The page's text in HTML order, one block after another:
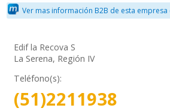
Ver mas información B2B de esta empresa
Edif la Recova S
La Serena, Región IV
Teléfono(s):
(51)2211938